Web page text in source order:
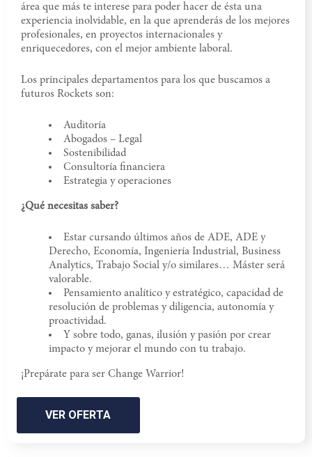
área que más te interese para poder hacer de ésta una
experiencia inolvidable, en la que aprenderás de los mejores
profesionales, en proyectos internacionales y
enriquecedores, con el mejor ambiente laboral.
Los principales departamentos para los que buscamos a
futuros Rockets son:
Auditoría
Abogados – Legal
Sostenibilidad
Consultoría financiera
Estrategia y operaciones
¿Qué necesitas saber?
Estar cursando últimos años de ADE, ADE y
Derecho, Economía, Ingeniería Industrial, Business
Analytics, Trabajo Social y/o similares… Máster será
valorable.
Pensamiento analítico y estratégico, capacidad de
resolución de problemas y diligencia, autonomía y
proactividad.
Y sobre todo, ganas, ilusión y pasión por crear
impacto y mejorar el mundo con tu trabajo.
¡Prepárate para ser Change Warrior!
VER OFERTA